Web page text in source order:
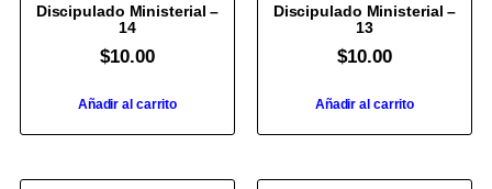
Discipulado Ministerial –
14
$10.00
Añadir al carrito
Discipulado Ministerial –
13
$10.00
Añadir al carrito